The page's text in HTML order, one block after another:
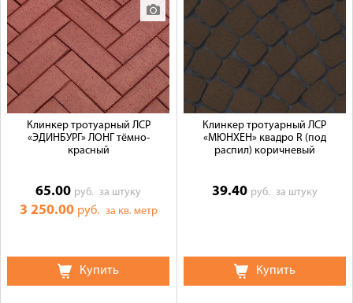
Клинкер тротуарный ЛСР
«ЭДИНБУРГ» ЛОНГ тёмно-
красный
65.00 руб.за штуку
3 250.00 руб. за кв. метр
Купить
Клинкер тротуарный ЛСР
«МЮНХЕН» квадро R (под
распил) коричневый
39.40 руб. за штуку
Купить